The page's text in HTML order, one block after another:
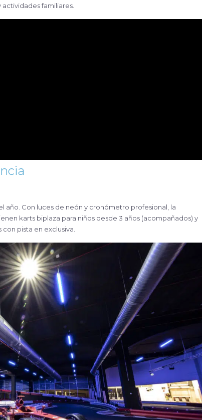
familiares.
año. Con luces de neón y cronómetro profesional, la
karts biplaza para niños desde 3 años (acompañados) y
pista en exclusiva.